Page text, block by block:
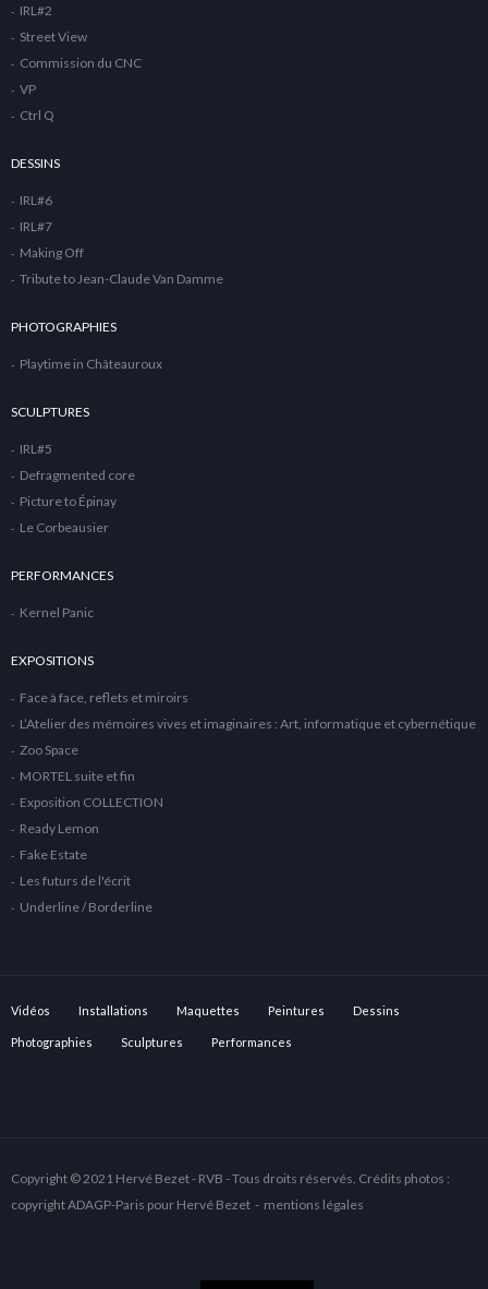
IRL#2
Street View
Commission du CNC
VP
Ctrl Q
DESSINS
IRL#6
IRL#7
Making Off
Tribute to Jean-Claude Van Damme
PHOTOGRAPHIES
Playtime in Châteauroux
SCULPTURES
IRL#5
Defragmented core
Picture to Épinay
Le Corbeausier
PERFORMANCES
Kernel Panic
EXPOSITIONS
Face à face, reflets et miroirs
L’Atelier des mémoires vives et imaginaires : Art, informatique et cybernétique
Zoo Space
MORTEL suite et fin
Exposition COLLECTION
Ready Lemon
Fake Estate
Les futurs de l'écrit
Underline / Borderline
Vidéos Installations Maquettes Peintures Dessins
Photographies Sculptures Performances
Copyright © 2021 Hervé Bezet - RVB - Tous droits réservés. Crédits photos :
copyright ADAGP-Paris pour Hervé Bezet - mentions légales